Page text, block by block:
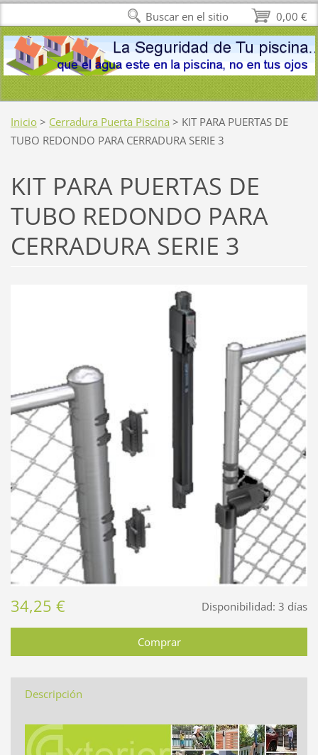
Inicio > Cerradura Puerta Piscina > KIT PARA PUERTAS DE
TUBO REDONDO PARA CERRADURA SERIE 3
KIT PARA PUERTAS DE
TUBO REDONDO PARA
CERRADURA SERIE 3
Disponibilidad: 3 días
34,25 €
Descripción
0,00 €
Buscar en el sitio